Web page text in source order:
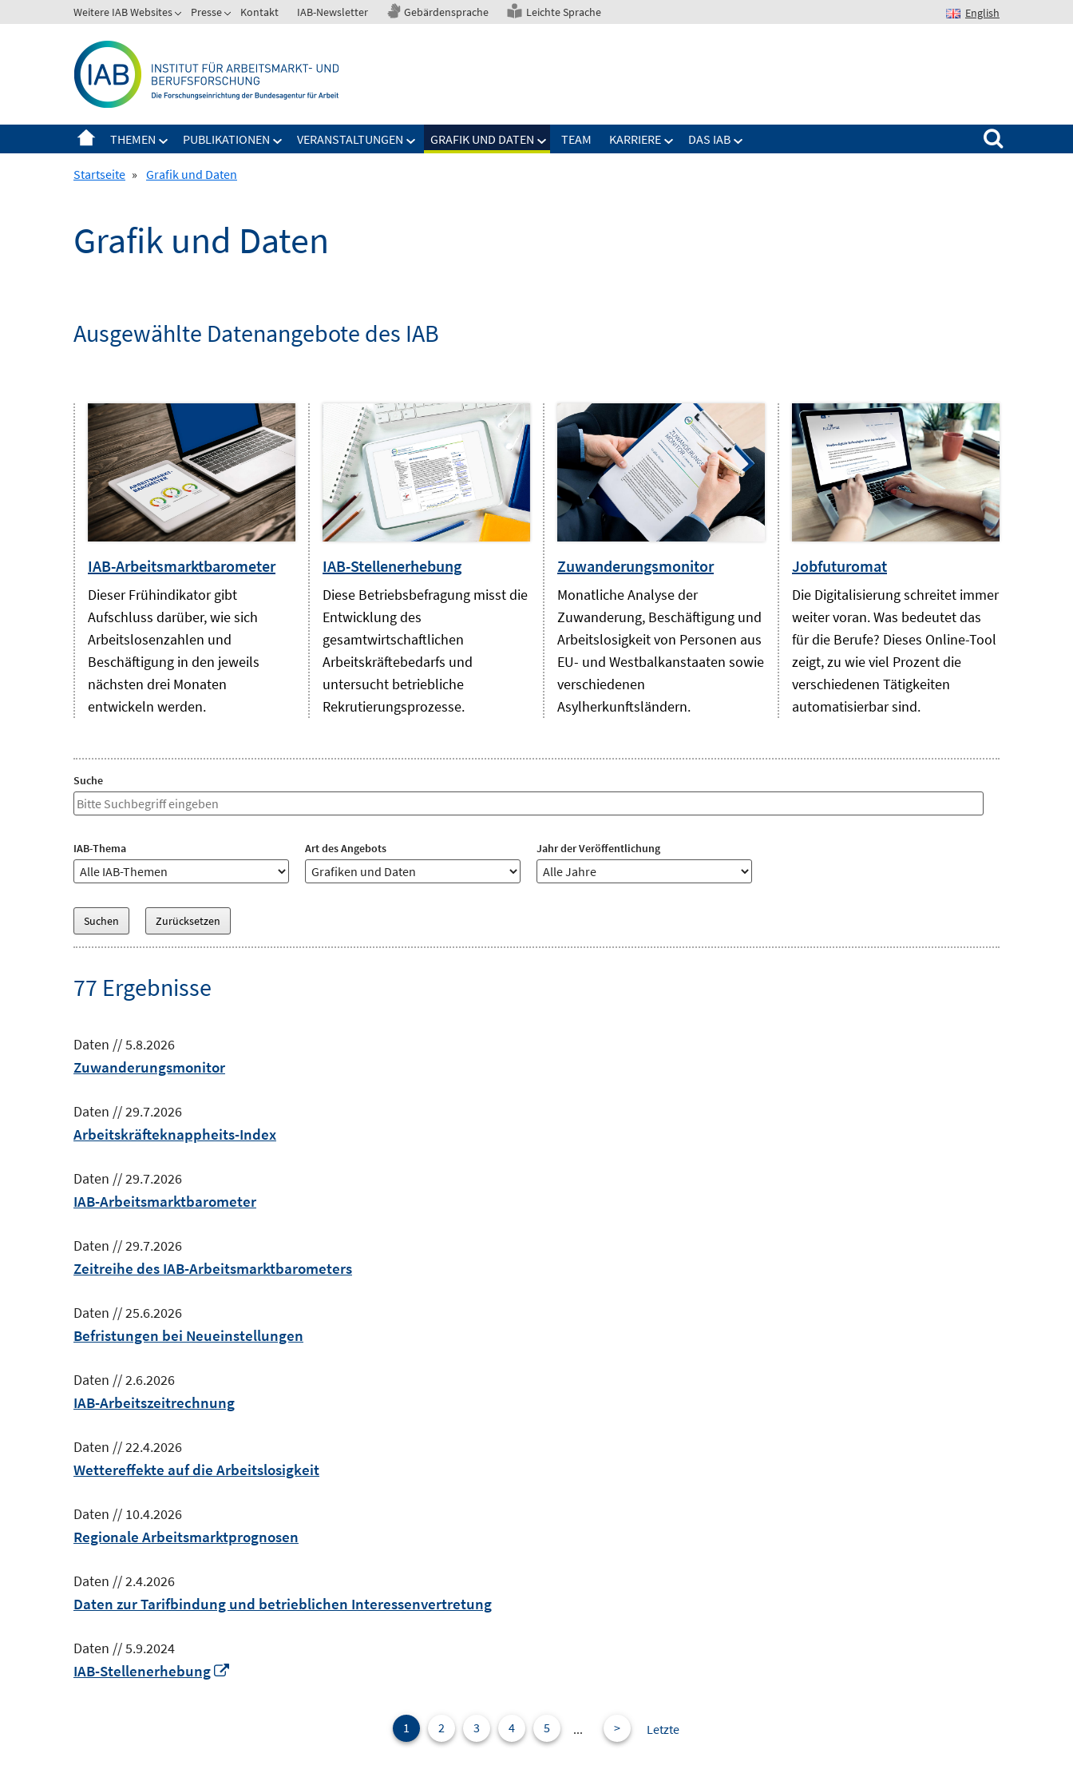
zum
Weitere IAB Websites Presse Kontakt IAB-Newsletter Gebärdensprache Leichte Sprache English
THEMEN PUBLIKATIONEN VERANSTALTUNGEN GRAFIK UND DATEN TEAM KARRIERE DAS IAB
Suchen nach:
Startseite » Grafik und Daten
Grafik und Daten
Ausgewählte Datenangebote des IAB
IAB-Arbeitsmarktbarometer
Dieser Frühindikator gibt
Aufschluss darüber, wie sich
Arbeitslosenzahlen und
Beschäftigung in den jeweils
nächsten drei Monaten
entwickeln werden.
IAB-Stellenerhebung
Diese Betriebsbefragung misst die
Entwicklung des
gesamtwirtschaftlichen
Arbeitskräftebedarfs und
untersucht betriebliche
Rekrutierungsprozesse.
Zuwanderungsmonitor
Monatliche Analyse der
Zuwanderung, Beschäftigung und
Arbeitslosigkeit von Personen aus
EU- und Westbalkanstaaten sowie
verschiedenen
Asylherkunftsländern.
Jobfuturomat
Die Digitalisierung schreitet immer
weiter voran. Was bedeutet das
für die Berufe? Dieses Online-Tool
zeigt, zu wie viel Prozent die
verschiedenen Tätigkeiten
automatisierbar sind.
Suche
Freitextsuche
IAB-Thema
IAB-
Thema
Art des Angebots
Arte
des
Jahr der Veröffentlichung
Jahre
77 Ergebnisse
Daten //5.8.2026
Zuwanderungsmonitor
Daten //29.7.2026
Arbeitskräfteknappheits-Index
Daten //29.7.2026
IAB-Arbeitsmarktbarometer
Daten //29.7.2026
Zeitreihe des IAB-Arbeitsmarktbarometers
Daten //25.6.2026
Befristungen bei Neueinstellungen
Daten //2.6.2026
IAB-Arbeitszeitrechnung
Daten //22.4.2026
Wettereffekte auf die Arbeitslosigkeit
Daten // 10.4.2026
Regionale Arbeitsmarktprognosen
Daten //2.4.2026
Daten zur Tarifbindung und betrieblichen Interessenvertretung
Daten //5.9.2024
IAB-Stellenerhebung
1 2 3 4 5 ... > Letzte